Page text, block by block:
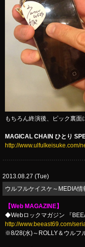
もちろん終演後、ピック裏面
MAGICAL CHAIN ひとり
http://www.ulfulkeisuke.com/
2013.08.27 (Tue)
ウルフルケイスケ～MEDIA
【Web MAGAZINE】
◆Webロックマガジン 『
http://www.beeast69.com/
※8/28(水)～ROLLY＆ウルフ